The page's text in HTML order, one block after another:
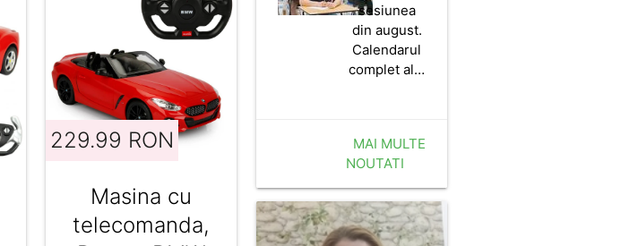
229.99 RON
Masina cu
telecomanda,
sesiunea
din august.
Calendarul
complet al…
MAI MULTE
NOUTATI